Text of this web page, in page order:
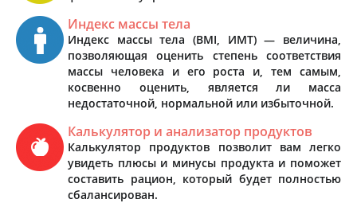
Индекс массы тела
Индекс массы тела (BMI, ИМТ) — величина,
позволяющая оценить степень соответствия
массы человека и его роста и, тем самым,
косвенно оценить, является ли масса
недостаточной, нормальной или избыточной.
Калькулятор и анализатор продуктов
Калькулятор продуктов позволит вам легко
увидеть плюсы и минусы продукта и поможет
составить рацион, который будет полностью
сбалансирован.